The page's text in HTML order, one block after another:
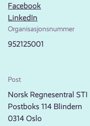
Facebook
LinkedIn
Organisasjonsnummer
952125001
Post
Norsk Regnesentral STI
Postboks 114 Blindern
0314 Oslo